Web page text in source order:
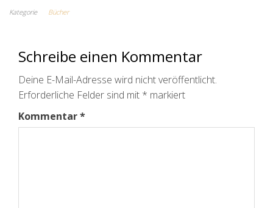
Kategorie Bücher
Schreibe einen Kommentar
Deine E-Mail-Adresse wird nicht veröffentlicht.
Erforderliche Felder sind mit * markiert
Kommentar*